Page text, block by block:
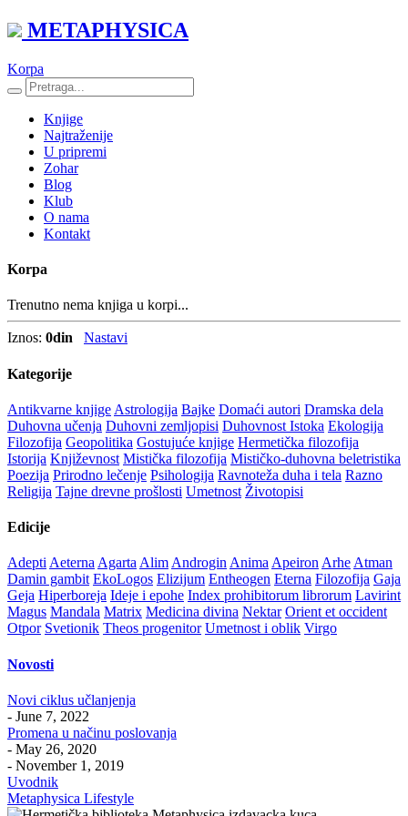
METAPHYSICA
Korpa
Knjige
Najtraženije
U pripremi
Zohar
Blog
Klub
O nama
Kontakt
Korpa
Trenutno nema knjiga u korpi...
Iznos: 0din Nastavi
Kategorije
Antikvarne knjige Astrologija Bajke Domaći autori Dramska dela
Duhovna učenja Duhovni zemljopisi Duhovnost Istoka Ekologija
Filozofija Geopolitika Gostujuće knjige Hermetička filozofija
Istorija Književnost Mistička filozofija Mističko-duhovna beletristika
Poezija Prirodno lečenje Psihologija Ravnoteža duha i tela Razno
Religija Tajne drevne prošlosti Umetnost Životopisi
Edicije
AdeptiAeternaAgartaAlimAndroginAnimaApeironArheAtman
Damin gambit EkoLogos Elizijum Entheogen Eterna Filozofija Gaja
Geja Hiperboreja Ideje i epohe Index prohibitorum librorum Lavirint
Magus Mandala Matrix Medicina divina Nektar Orient et occident
Otpor Svetionik Theos progenitor Umetnost i oblik Virgo
Novosti
Novi ciklus učlanjenja
- June 7, 2022
Promena u načinu poslovanja
- May 26, 2020
- November 1, 2019
Uvodnik
Metaphysica Lifestyle